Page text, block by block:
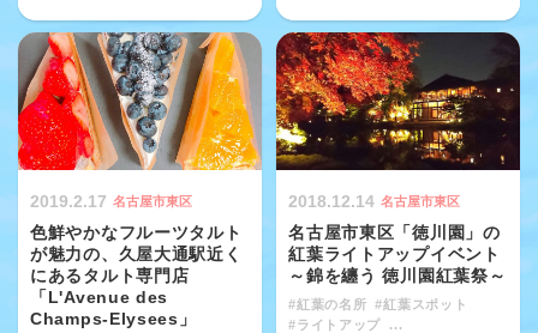
2019.2.17 名古屋市東区
色鮮やかなフルーツタルト
が魅力の、久屋大通駅近く
にあるタルト専門店
「L'Avenue des
Champs-Elysees」
2018.12.14 名古屋市東区
名古屋市東区「徳川園」の
紅葉ライトアップイベント
～錦を纏う 徳川園紅葉祭～
#紅葉の名所
#紅葉スポット
#ライトアップ
...